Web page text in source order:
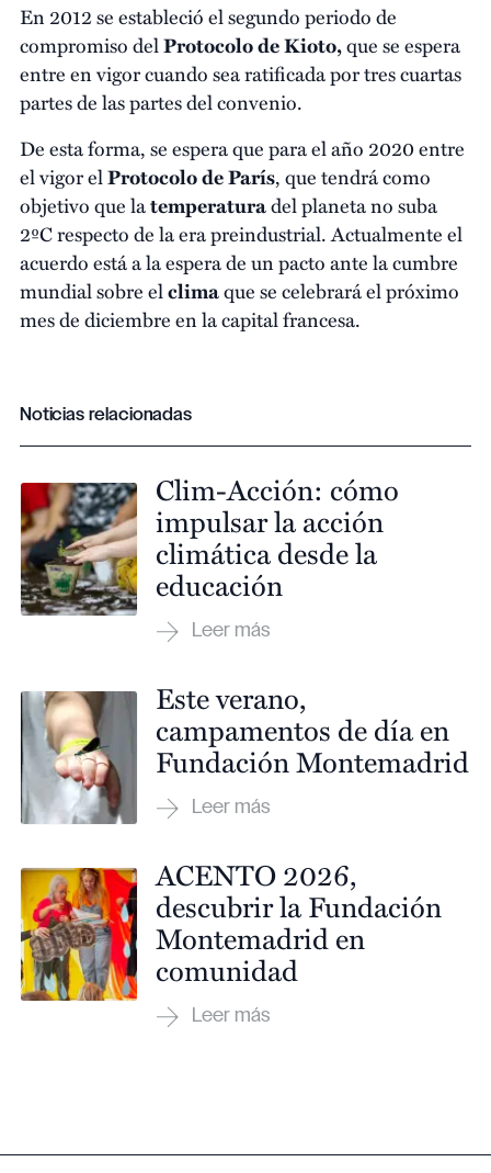
En 2012 se estableció el segundo periodo de
compromiso delProtocolo de Kioto,que se espera
entre en vigor cuando sea ratificada por tres cuartas
partes de las partes del convenio.
De esta forma, se espera que para el año 2020 entre
el vigor elProtocolo de París, que tendrá como
objetivo que latemperaturadel planeta no suba
2ºC respecto de la era preindustrial. Actualmente el
acuerdo está a la espera de un pacto ante la cumbre
mundial sobre elclimaque se celebrará el próximo
mes de diciembre en la capital francesa.
Noticias relacionadas
Clim-Acción: cómo
impulsar la acción
climática desde la
educación
Este verano,
campamentos de día en
Fundación Montemadrid
ACENTO 2026,
descubrir la Fundación
Montemadrid en
comunidad